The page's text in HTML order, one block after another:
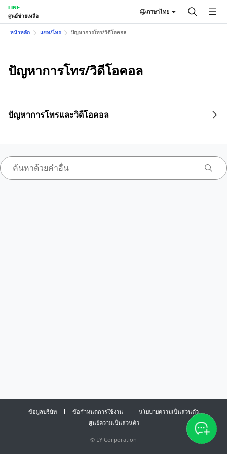
LINE
ศูนย์ช่วยเหลือ
ภาษาไทย
หน้าหลัก แชท/โทร ปัญหาการโทร/วิดีโอคอล
ปัญหาการโทร/วิดีโอคอล
ปัญหาการโทรและวิดีโอคอล
ข้อมูลบริษัท ข้อกำหนดการใช้งาน
นโยบายความเป็นส่วนตัว
ศูนย์ความเป็นส่วนตัว
© LY Corporation